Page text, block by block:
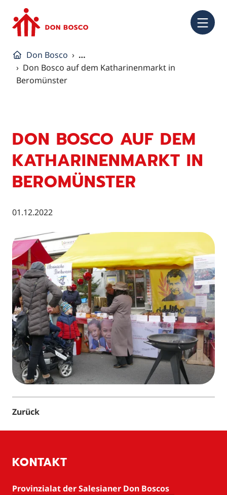
Don Bosco
…
Don Bosco auf dem Katharinenmarkt in
Beromünster
DON BOSCO AUF DEM
KATHARINENMARKT IN
BEROMÜNSTER
01.12.2022
Zurück
KONTAKT
Provinzialat der Salesianer Don Boscos